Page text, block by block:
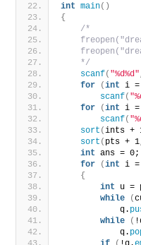
int main()
{
/*
    */
scanf( "%d%d"
for
(int i
scanf(
for
(int i
scanf(
sort (ints +
sort ( pts +
int ans = 0;
for
(int i
{
int u =
while
(
            q.
while
(
            q.